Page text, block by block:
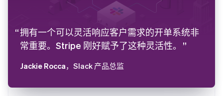
拥有一个可以灵活响应客户需求的开单系统非
常重要。Stripe 刚好赋予了这种灵活性。
Jackie Rocca，Slack 产品总监